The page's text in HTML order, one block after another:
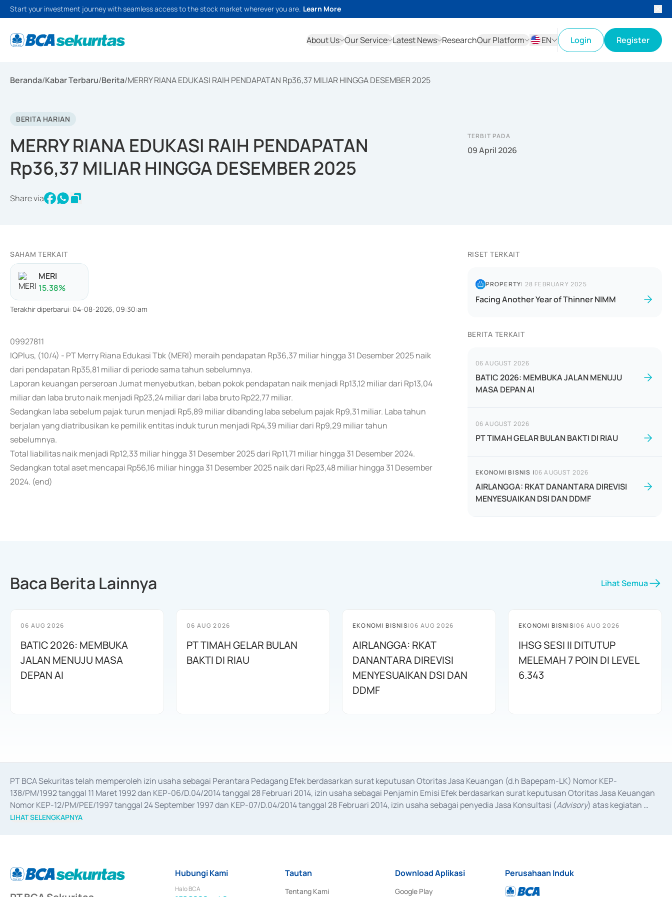
Start your investment journey with seamless access to the stock market wherever you are. Learn More
About Us Our Service Latest News ResearchOur Platform
EN
Login Register
Beranda/Kabar Terbaru/Berita/MERRY RIANA EDUKASI RAIH PENDAPATAN Rp36,37 MILIAR HINGGA DESEMBER 2025
BERITA HARIAN
MERRY RIANA EDUKASI RAIH PENDAPATAN
Rp36,37 MILIAR HINGGA DESEMBER 2025
Share via
TERBIT PADA
09 April 2026
SAHAM TERKAIT
MERI
15.38%
Terakhir diperbarui: 04-08-2026, 09:30:am
09927811
IQPlus, (10/4) - PT Merry Riana Edukasi Tbk (MERI) meraih pendapatan Rp36,37 miliar hingga 31 Desember 2025 naik
dari pendapatan Rp35,81 miliar di periode sama tahun sebelumnya.
Laporan keuangan perseroan Jumat menyebutkan, beban pokok pendapatan naik menjadi Rp13,12 miliar dari Rp13,04
miliar dan laba bruto naik menjadi Rp23,24 miliar dari laba bruto Rp22,77 miliar.
Sedangkan laba sebelum pajak turun menjadi Rp5,89 miliar dibanding laba sebelum pajak Rp9,31 miliar. Laba tahun
berjalan yang diatribusikan ke pemilik entitas induk turun menjadi Rp4,39 miliar dari Rp9,29 miliar tahun
sebelumnya.
Total liabilitas naik menjadi Rp12,33 miliar hingga 31 Desember 2025 dari Rp11,71 miliar hingga 31 Desember 2024.
Sedangkan total aset mencapai Rp56,16 miliar hingga 31 Desember 2025 naik dari Rp23,48 miliar hingga 31 Desember
2024. (end)
RISET TERKAIT
PROPERTY| 28 FEBRUARY 2025
Facing Another Year of Thinner NIMM
BERITA TERKAIT
06 AUGUST 2026
BATIC 2026: MEMBUKA JALAN MENUJU
MASA DEPAN AI
06 AUGUST 2026
PT TIMAH GELAR BULAN BAKTI DI RIAU
EKONOMI BISNIS |06 AUGUST 2026
AIRLANGGA: RKAT DANANTARA DIREVISI
MENYESUAIKAN DSI DAN DDMF
Baca Berita Lainnya Lihat Semua
06 AUG 2026
BATIC 2026: MEMBUKA
JALAN MENUJU MASA
DEPAN AI
06 AUG 2026
PT TIMAH GELAR BULAN
BAKTI DI RIAU
EKONOMI BISNIS|06 AUG 2026
AIRLANGGA: RKAT
DANANTARA DIREVISI
MENYESUAIKAN DSI DAN
DDMF
EKONOMI BISNIS|06 AUG 2026
IHSG SESI II DITUTUP
MELEMAH 7 POIN DI LEVEL
6.343
PT BCA Sekuritas telah memperoleh izin usaha sebagai Perantara Pedagang Efek berdasarkan surat keputusan Otoritas Jasa Keuangan (d.h Bapepam-LK) Nomor KEP-
138/PM/1992 tanggal 11 Maret 1992 dan KEP-06/D.04/2014 tanggal 28 Februari 2014, izin usaha sebagai Penjamin Emisi Efek berdasarkan surat keputusan Otoritas Jasa Keuangan
Nomor KEP-12/PM/PEE/1997 tanggal 24 September 1997 dan KEP-07/D.04/2014 tanggal 28 Februari 2014, izin usaha sebagai penyedia Jasa Konsultasi (Advisory) atas kegiatan
merger, akuisisi, divestasi, dan
LIHAT SELENGKAPNYA
Hubungi Kami
Halo BCA
Tautan
Tentang Kami
Download Aplikasi
Google Play
Perusahaan Induk